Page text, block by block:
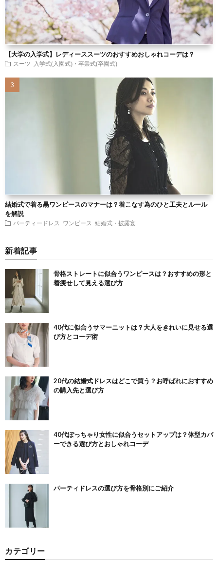
【大学の入学式】レディーススーツのおすすめおしゃれコーデは？
スーツ 入学式(入園式)・卒業式(卒園式)
結婚式で着る黒ワンピースのマナーは？着こなす為のひと工夫とルール
を解説
パーティードレス ワンピース 結婚式・披露宴
新着記事
骨格ストレートに似合うワンピースは？おすすめの形と
着痩せして見える選び方
40代に似合うサマーニットは？大人をきれいに見せる選
び方とコーデ術
20代の結婚式ドレスはどこで買う？お呼ばれにおすすめ
の購入先と選び方
40代ぽっちゃり女性に似合うセットアップは？体型カバ
ーできる選び方とおしゃれコーデ
パーティドレスの選び方を骨格別にご紹介
カテゴリー